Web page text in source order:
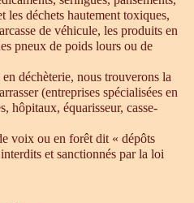
les déchets hautement toxiques,
de véhicule, les produits en
pneux de poids lours ou de
déchèterie, nous trouverons la
(entreprises spécialisées en
hôpitaux, équarisseur, casse-
voix ou en forêt dit « dépôts
et sanctionnés par la loi